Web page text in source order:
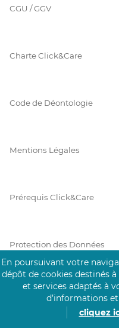
CGU / GGV
Charte Click&Care
Code de Déontologie
Mentions Légales
Prérequis Click&Care
Protection des Données
Vie Privée
En poursuivant votre
dépôt de cookies destinés
et services adaptés à
d’informations
cliquez